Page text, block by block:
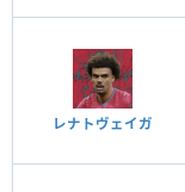
レナトヴェイガ